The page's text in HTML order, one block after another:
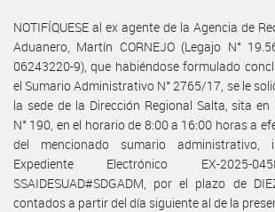
NOTIFÍQUESE al ex agente de la Agencia de
Aduanero, Martín CORNEJO (Legajo N°
06243220-9), que habiéndose formulado
el Sumario Administrativo N° 2765/17, se le
la sede de la Dirección Regional Salta, sita
N° 190, en el horario de 8:00 a 16:00 horas a
del mencionado sumario administrativo,
Expediente Electrónico EX-2025-
SSAIDESUAD#SDGADM, por el plazo de
contados a partir del día siguiente al de la